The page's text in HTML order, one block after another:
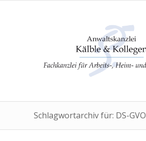
Schlagwortarchiv für: DS-GVO